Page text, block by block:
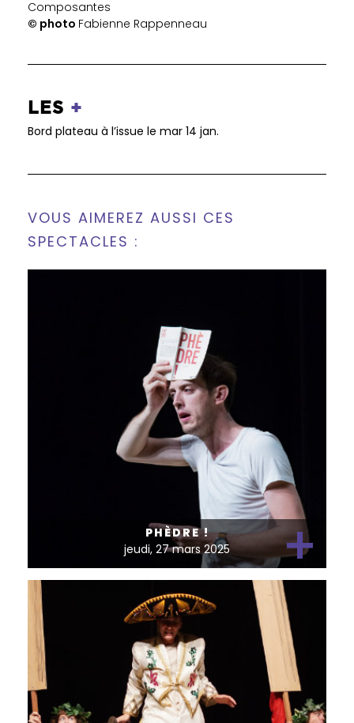
Composantes
© photo Fabienne Rappenneau
LES +
Bord plateau à l’issue le mar 14 jan.
VOUS AIMEREZ AUSSI CES
SPECTACLES :
PHÈDRE !
jeudi, 27 mars 2025
+